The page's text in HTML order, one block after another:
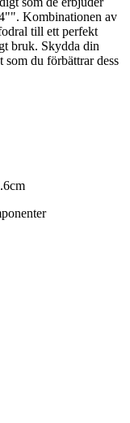
Kombinationen av
till ett perfekt
bruk. Skydda din
som du förbättrar dess